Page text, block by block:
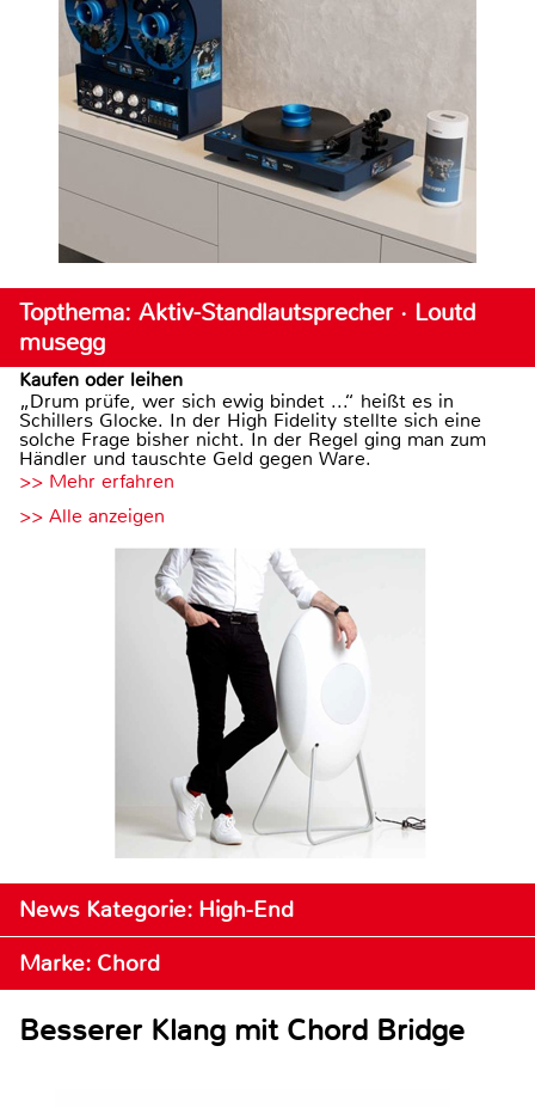
Topthema: Aktiv-Standlautsprecher · Loutd
musegg
Kaufen oder leihen
„Drum prüfe, wer sich ewig bindet ...“ heißt es in
Schillers Glocke. In der High Fidelity stellte sich eine
solche Frage bisher nicht. In der Regel ging man zum
Händler und tauschte Geld gegen Ware.
>> Mehr erfahren
>> Alle anzeigen
News Kategorie: High-End
Marke: Chord
Besserer Klang mit Chord Bridge